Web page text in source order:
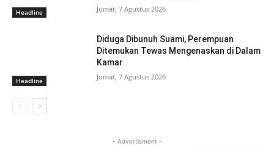
Headline Jumat, 7 Agustus 2026
Headline
Diduga Dibunuh Suami, Perempuan
Ditemukan Tewas Mengenaskan di Dalam
Kamar
Jumat, 7 Agustus 2026
- Advertisment -